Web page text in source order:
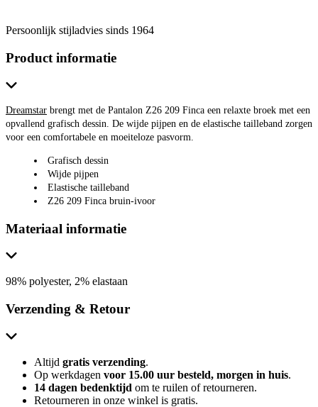
Persoonlijk stijladvies sinds 1964
Product informatie
Dreamstar brengt met de Pantalon Z26 209 Finca een relaxte broek met een
opvallend grafisch dessin. De wijde pijpen en de elastische tailleband zorgen
voor een comfortabele en moeiteloze pasvorm.
Grafisch dessin
Wijde pijpen
Elastische tailleband
Z26 209 Finca bruin-ivoor
Materiaal informatie
98% polyester, 2% elastaan
Verzending & Retour
Altijd gratis verzending.
Op werkdagen voor 15.00 uur besteld, morgen in huis.
14 dagen bedenktijd om te ruilen of retourneren.
Retourneren in onze winkel is gratis.